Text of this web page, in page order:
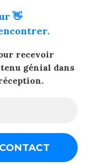
👋
recevoir
génial dans